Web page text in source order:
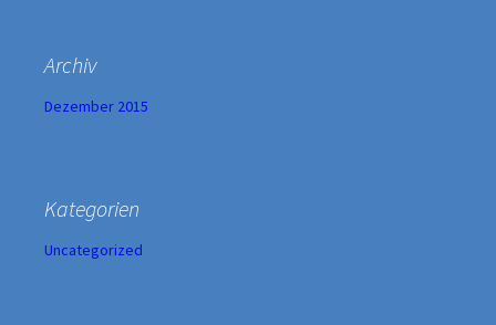
Archiv
Dezember 2015
Kategorien
Uncategorized